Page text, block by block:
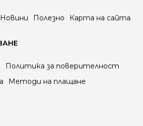
Новини Полезно Карта на сайта
Политика за поверителност
Методи на плащане